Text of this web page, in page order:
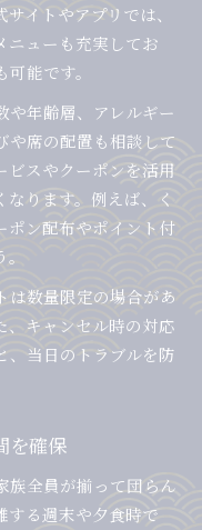
イトやアプリでは、
ニューも充実してお
能です。
や年齢層、アレルギー
や席の配置も相談して
ビスやクーポンを活用
ります。例えば、く
ポン配布やポイント付
は数量限定の場合があ
、キャンセル時の対応
、当日のトラブルを防
を確保
族全員が揃って団らん
する週末や夕食時で